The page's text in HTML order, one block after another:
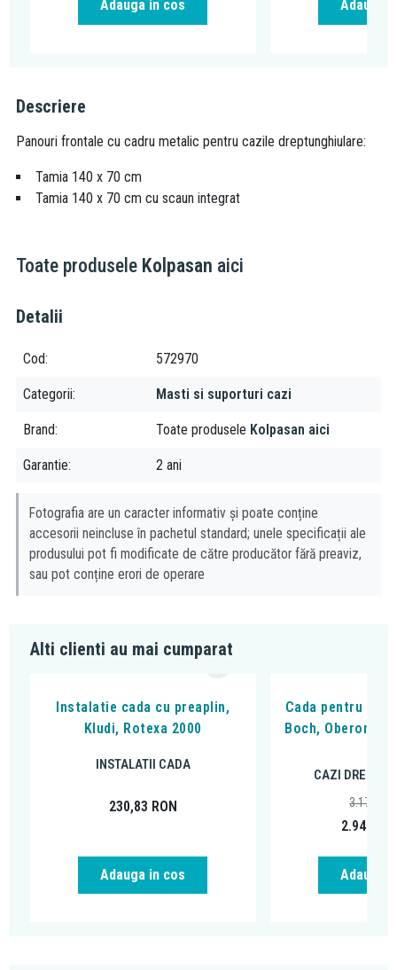
Adauga in cos Adauga
Descriere
Panouri frontale cu cadru metalic pentru cazile dreptunghiulare:
Tamia 140 x 70 cm
Tamia 140 x 70 cm cu scaun integrat
Toate produsele Kolpasan aici
Detalii
Cod 572970
Categorii Masti si suporturi cazi
Brand Toate produsele Kolpasan aici
Garantie 2 ani
Fotografia are un caracter informativ și poate conține
accesorii neincluse în pachetul standard; unele specificații ale
produsului pot fi modificate de către producător fără preaviz,
sau pot conține erori de operare
Alti clienti au mai cumparat
Instalatie cada cu preaplin,
Kludi, Rotexa 2000
INSTALATII CADA
230,83 RON
Adauga in cos
Cada pentru
Boch, Oberon,
CAZI
2.949,00
3.171,88
Adauga